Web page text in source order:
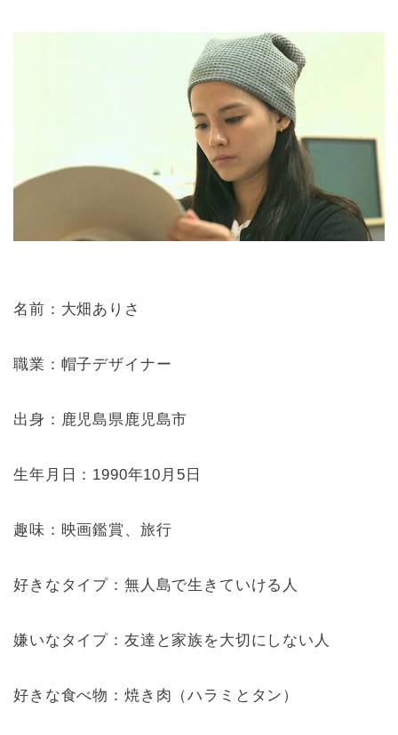
名前：大畑ありさ
職業：帽子デザイナー
出身：鹿児島県鹿児島市
生年月日：1990年10月5日
趣味：映画鑑賞、旅行
好きなタイプ：無人島で生きていける人
嫌いなタイプ：友達と家族を大切にしない人
好きな食べ物：焼き肉（ハラミとタン）